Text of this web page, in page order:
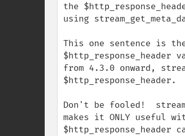
the
using
This one sentence is
from 4.3.0 onward,
$http_response_header.
Don't be fooled!
makes it ONLY useful
$http_response_header